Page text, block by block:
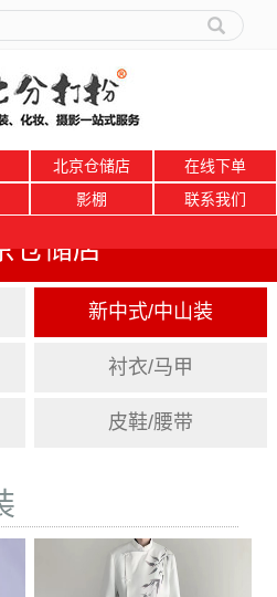
北京仓储店
在线下单
影棚
联系我们
仓储店
新中式/中山装
衬衣/马甲
皮鞋/腰带